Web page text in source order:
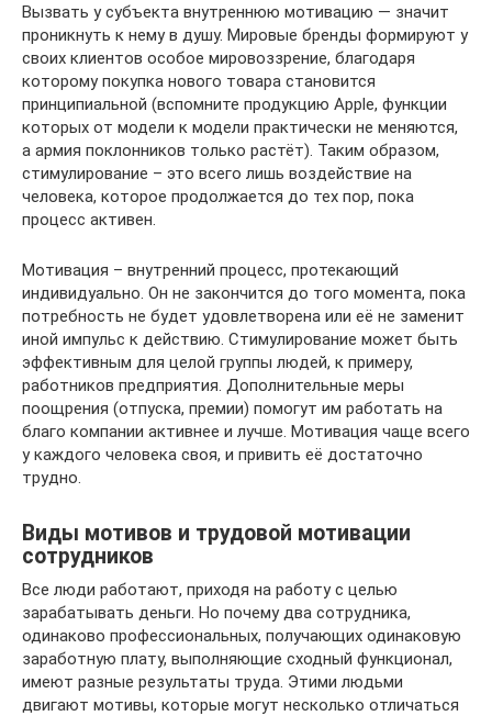
Вызвать у субъекта внутреннюю мотивацию — значит
проникнуть к нему в душу. Мировые бренды формируют у
своих клиентов особое мировоззрение, благодаря
которому покупка нового товара становится
принципиальной (вспомните продукцию Apple, функции
которых от модели к модели практически не меняются,
а армия поклонников только растёт). Таким образом,
стимулирование – это всего лишь воздействие на
человека, которое продолжается до тех пор, пока
процесс активен.
Мотивация – внутренний процесс, протекающий
индивидуально. Он не закончится до того момента, пока
потребность не будет удовлетворена или её не заменит
иной импульс к действию. Стимулирование может быть
эффективным для целой группы людей, к примеру,
работников предприятия. Дополнительные меры
поощрения (отпуска, премии) помогут им работать на
благо компании активнее и лучше. Мотивация чаще всего
у каждого человека своя, и привить её достаточно
трудно.
Виды мотивов и трудовой мотивации
сотрудников
Все люди работают, приходя на работу с целью
зарабатывать деньги. Но почему два сотрудника,
одинаково профессиональных, получающих одинаковую
заработную плату, выполняющие сходный функционал,
имеют разные результаты труда. Этими людьми
двигают мотивы, которые могут несколько отличаться